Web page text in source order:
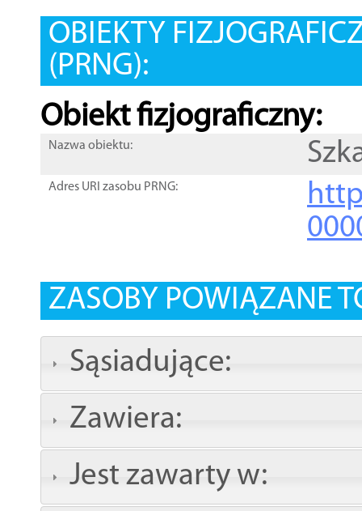
OBIEKTY
(PRNG):
Obiekt fizjograficzny:
Nazwa obiektu:
Adres URI zasobu PRNG:
ZASOBY POWIĄZANE
Sąsiadujące:
Zawiera:
Jest zawarty w: